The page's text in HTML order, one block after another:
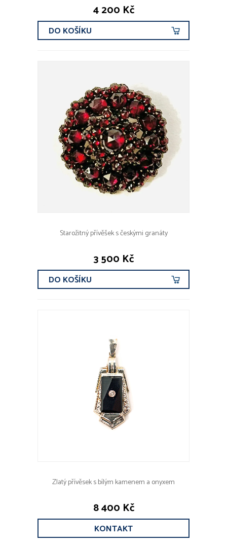
4 200 Kč
DO KOŠÍKU
Starožitný přívěšek s českými granáty
3 500 Kč
DO KOŠÍKU
Zlatý přívěsek s bílým kamenem a onyxem
8 400 Kč
KONTAKT